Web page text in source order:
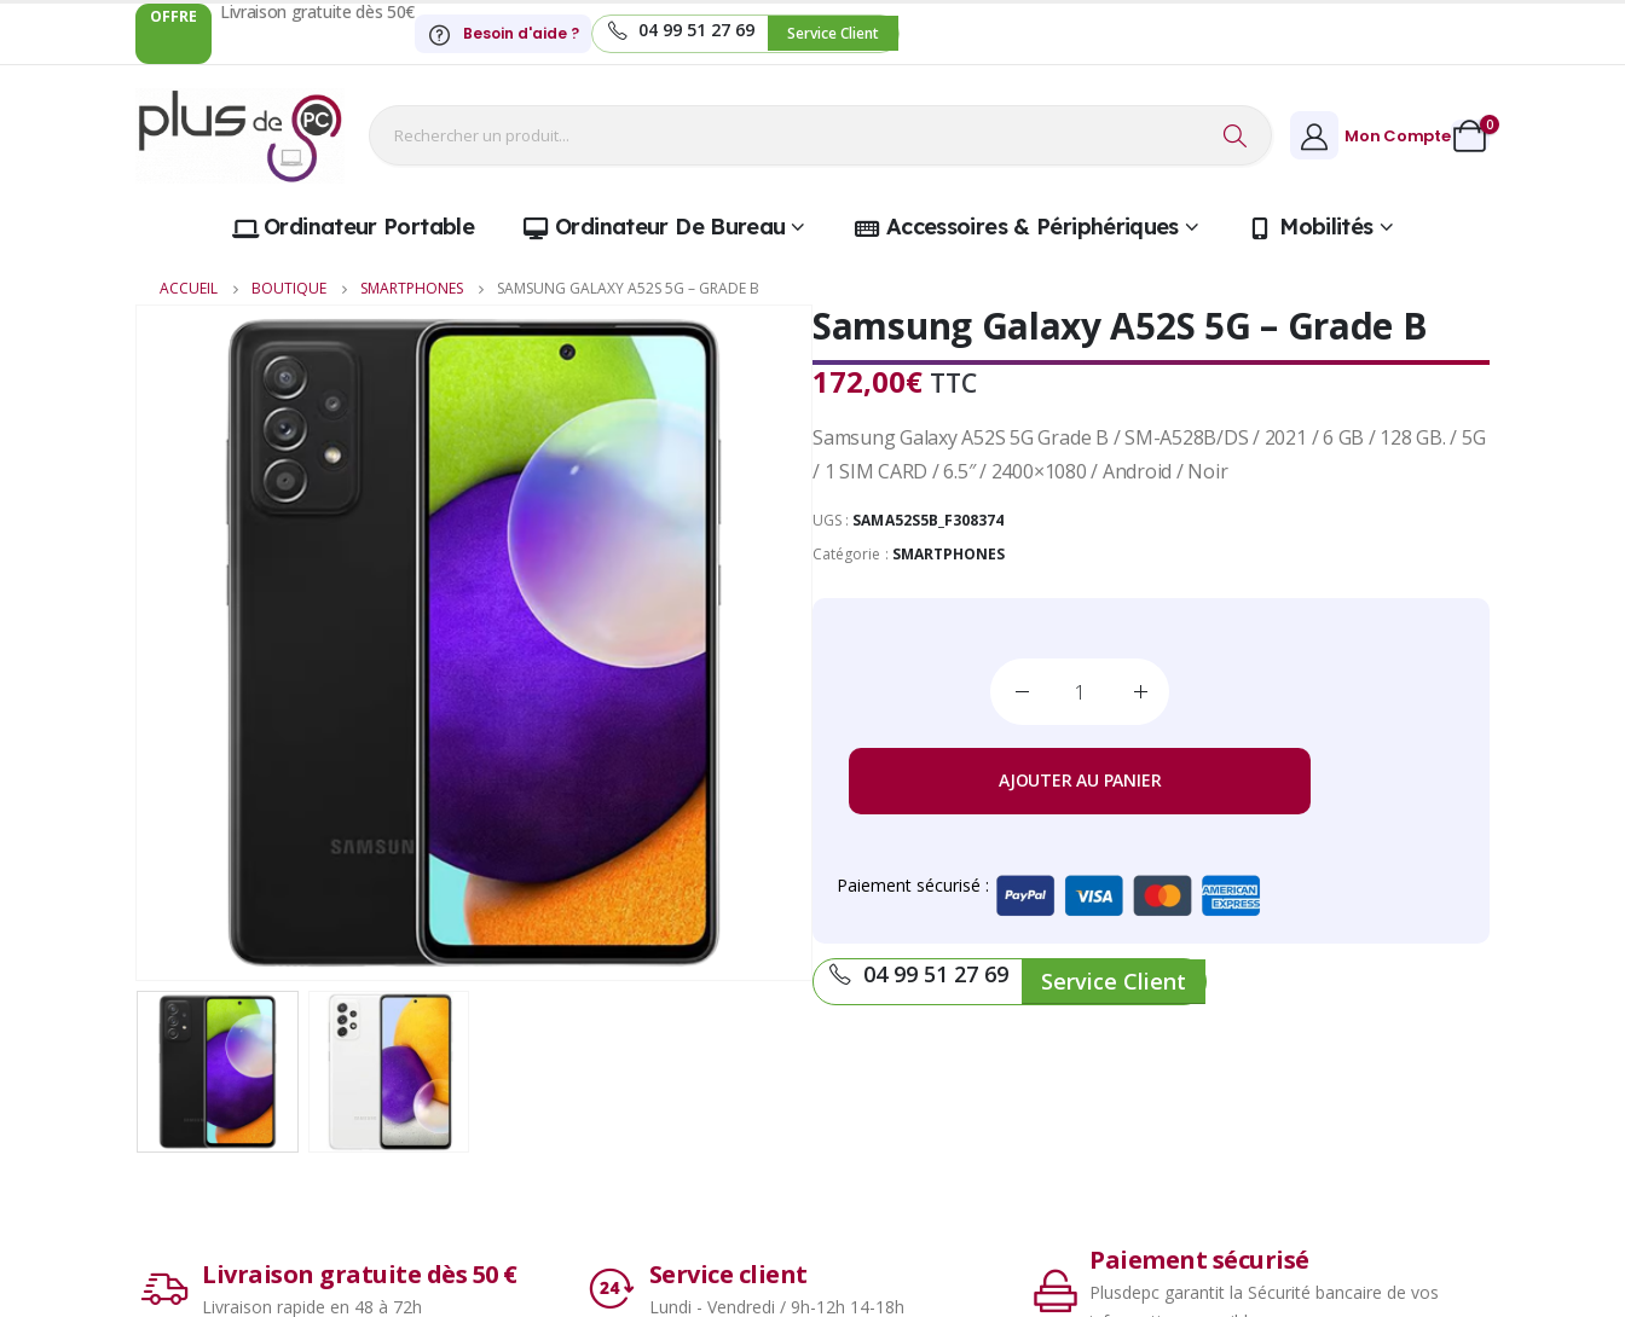
OFFRE Livraison gratuite dès 50€
Besoin d'aide ? 04 99 51 27 69 Service Client
Mon Compte 0
Ordinateur Portable Ordinateur De Bureau Accessoires & Périphériques Mobilités
ACCUEIL BOUTIQUE SMARTPHONES SAMSUNG GALAXY A52S 5G – GRADE B
Samsung Galaxy A52S 5G – Grade B
172,00€ TTC
Samsung Galaxy A52S 5G Grade B / SM-A528B/DS / 2021 / 6 GB / 128 GB. / 5G
/ 1 SIM CARD / 6.5″ / 2400×1080 / Android / Noir
UGS : SAMA52S5B_F308374
Catégorie : SMARTPHONES
AJOUTER AU PANIER
Paiement sécurisé :
04 99 51 27 69 Service Client
Livraison gratuite dès 50 €
Livraison rapide en 48 à 72h
Service client
Lundi - Vendredi / 9h-12h 14-18h
Paiement sécurisé
Plusdepc garantit la Sécurité bancaire de vos